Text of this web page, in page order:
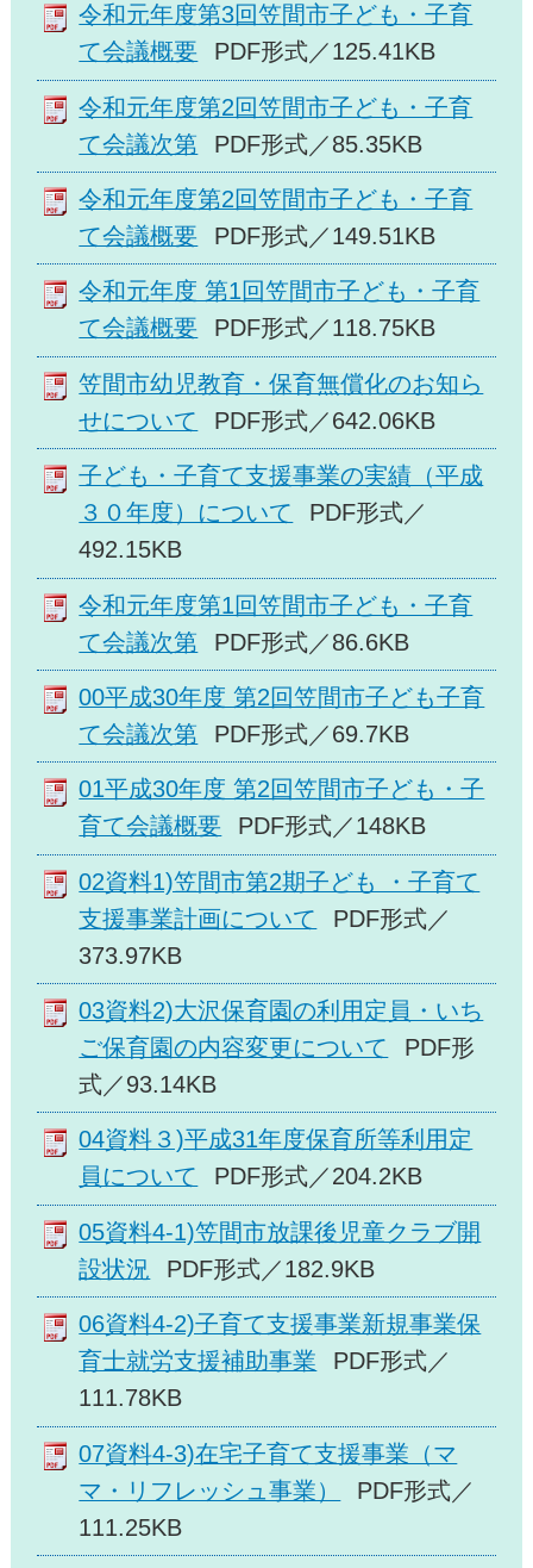
令和元年度第3回笠間市子ども・子育
て会議概要
PDF形式／125.41KB
令和元年度第2回笠間市子ども・子育
て会議次第
PDF形式／85.35KB
令和元年度第2回笠間市子ども・子育
て会議概要
PDF形式／149.51KB
令和元年度 第1回笠間市子ども・子育
て会議概要
PDF形式／118.75KB
笠間市幼児教育・保育無償化のお知ら
せについて
PDF形式／642.06KB
子ども・子育て支援事業の実績（平成
３０年度）について
PDF形式／
492.15KB
令和元年度第1回笠間市子ども・子育
て会議次第
PDF形式／86.6KB
00平成30年度 第2回笠間市子ども子育
て会議次第
PDF形式／69.7KB
01平成30年度 第2回笠間市子ども・子
育て会議概要
PDF形式／148KB
02資料1)笠間市第2期子ども ・子育て
支援事業計画について
PDF形式／
373.97KB
03資料2)大沢保育園の利用定員・いち
ご保育園の内容変更について
PDF形
式／93.14KB
04資料３)平成31年度保育所等利用定
員について
PDF形式／204.2KB
05資料4-1)笠間市放課後児童クラブ開
設状況
PDF形式／182.9KB
06資料4-2)子育て支援事業新規事業保
育士就労支援補助事業
PDF形式／
111.78KB
07資料4-3)在宅子育て支援事業（マ
マ・リフレッシュ事業）
PDF形式／
111.25KB